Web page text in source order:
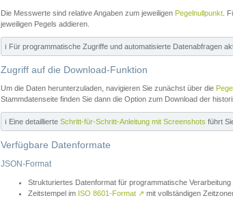
Die Messwerte sind relative Angaben zum jeweiligen Pegelnullpunkt .
jeweiligen Pegels addieren.
ℹ️ Für programmatische Zugriffe und automatisierte Datenabfragen
Zugriff auf die Download-Funktion
Um die Daten herunterzuladen, navigieren Sie zunächst über die
Stammdatenseite finden Sie dann die Option zum Download der
ℹ️ Eine detaillierte Schritt-für-Schritt-Anleitung mit Screenshots führt
Verfügbare Datenformate
JSON-Format
Strukturiertes Datenformat für programmatische Verarbeitung
Zeitstempel im ISO 8601-Format ↗ mit vollständigen